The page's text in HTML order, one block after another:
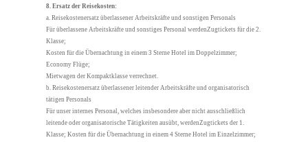
8. Ersatz der Reisekosten:
a. Reisekostenersatz überlassener Arbeitskräfte und sonstigen Personals
Für überlassene Arbeitskräfte und sonstiges Personal werdenZugtickets für die 2.
Klasse;
Kosten für die Übernachtung in einem 3 Sterne Hotel im Doppelzimmer;
Economy Flüge;
Mietwagen der Kompaktklasse verrechnet.
b. Reisekostenersatz überlassener leitender Arbeitskräfte und organisatorisch
tätigen Personals
Für unser internes Personal, welches insbesondere aber nicht ausschließlich
leitende oder organisatorische Tätigkeiten ausübt, werdenZugtickets der 1.
Klasse; Kosten für die Übernachtung in einem 4 Sterne Hotel im Einzelzimmer;